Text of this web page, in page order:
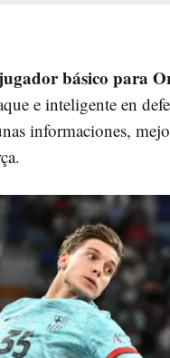
básico para
e inteligente en
informaciones,